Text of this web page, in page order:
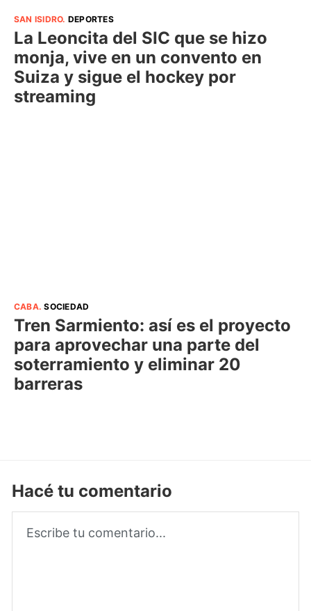
SAN ISIDRO. DEPORTES
La Leoncita del SIC que se hizo
monja, vive en un convento en
Suiza y sigue el hockey por
streaming
CABA.SOCIEDAD
Tren Sarmiento: así es el proyecto
para aprovechar una parte del
soterramiento y eliminar 20
barreras
Hacé tu comentario